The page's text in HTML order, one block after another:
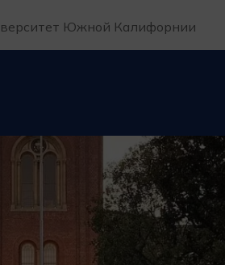
Южной Калифорнии